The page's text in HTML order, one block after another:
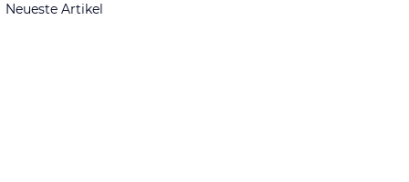
Neueste Artikel